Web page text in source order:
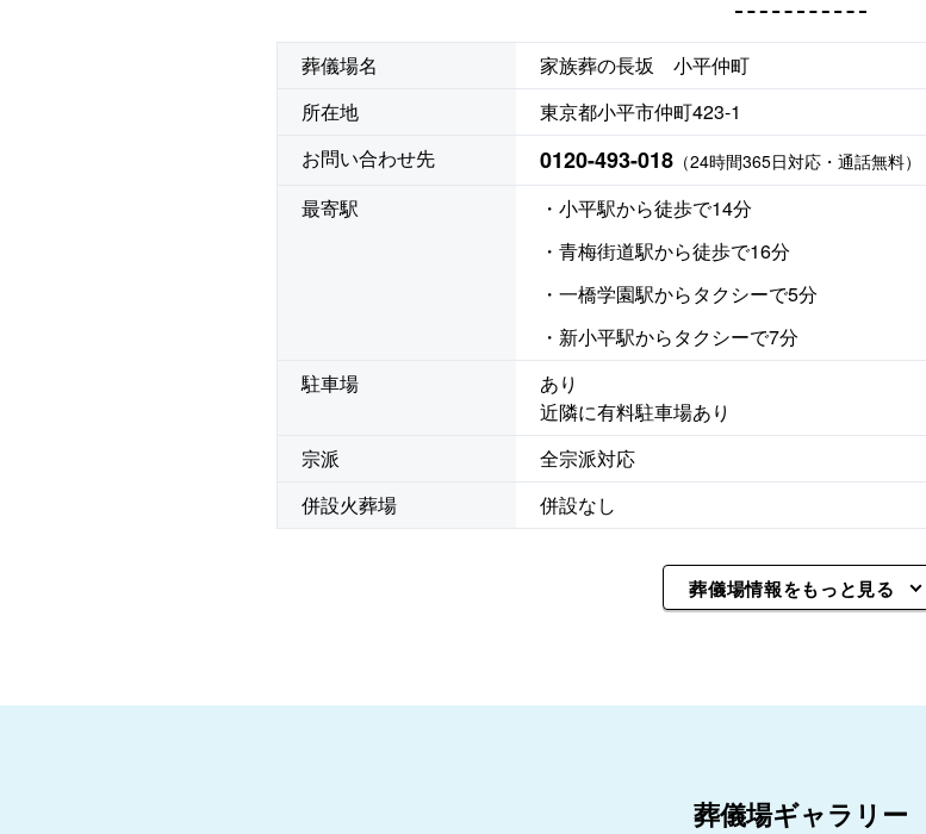
葬儀場名
家族葬の長坂 小平仲町
所在地
東京都小平市仲町423-1
お問い合わせ先
0120-493-018 （24時間365日対応・通話無料）
最寄駅
・小平駅から徒歩で14分
・青梅街道駅から徒歩で16分
・一橋学園駅からタクシーで5分
・新小平駅からタクシーで7分
駐車場
あり
近隣に有料駐車場あり
宗派
全宗派対応
併設火葬場
併設なし
葬儀場情報をもっと見る
葬儀場ギャラリー